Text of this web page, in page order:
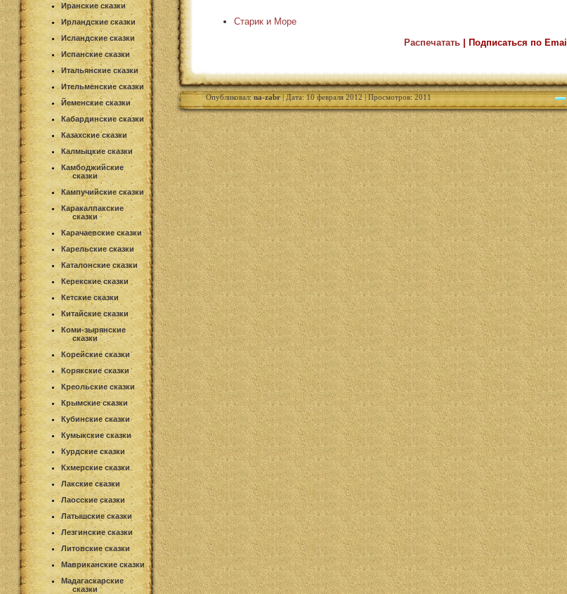
Иранские сказки
Ирландские сказки
Исландские сказки
Испанские сказки
Итальянские сказки
Ительменские сказки
Йеменские сказки
Кабардинские сказки
Казахские сказки
Калмыцкие сказки
Камбоджийские
сказки
Кампучийские сказки
Каракалпакские
сказки
Карачаевские сказки
Карельские сказки
Каталонские сказки
Керекские сказки
Кетские сказки
Китайские сказки
Коми-зырянские
сказки
Корейские сказки
Корякские сказки
Креольские сказки
Крымские сказки
Кубинские сказки
Кумыкские сказки
Курдские сказки
Кхмерские сказки
Лакские сказки
Лаосские сказки
Латышские сказки
Лезгинские сказки
Литовские сказки
Мавриканские сказки
Мадагаскарские
сказки
Старик и Море
Распечатать| Подписаться по Email
Опубликовал:na-zabr| Дата: 10 февраля 2012 | Просмотров: 2011